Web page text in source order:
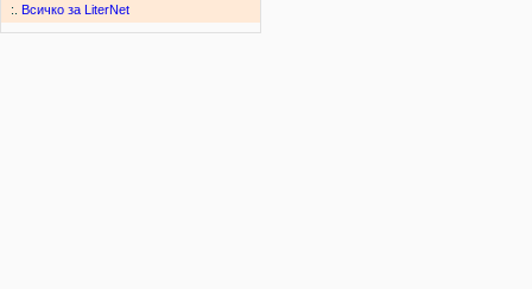
:. Всичко за LiterNet